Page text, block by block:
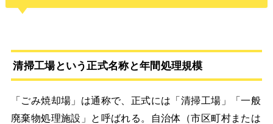
清掃工場という正式名称と年間処理規模
「ごみ焼却場」は通称で、正式には「清掃工場」「一般
廃棄物処理施設」と呼ばれる。自治体（市区町村または